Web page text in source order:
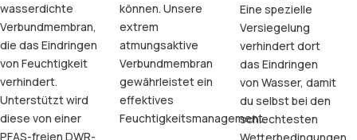
wasserdichte
Verbundmembran,
die das Eindringen
von Feuchtigkeit
verhindert.
Unterstützt wird
diese von einer
PFAS-freien DWR-
können. Unsere
extrem
atmungsaktive
Verbundmembran
gewährleistet ein
effektives
Feuchtigkeitsmanagement.
Eine spezielle
Versiegelung
verhindert dort
das Eindringen
von Wasser, damit
du selbst bei den
schlechtesten